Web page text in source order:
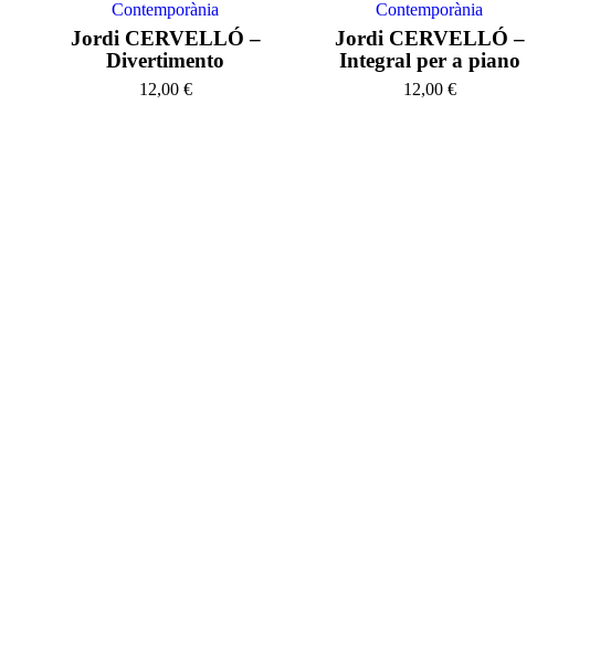
Contemporània
Jordi CERVELLÓ –
Divertimento
12,00 €
Contemporània
Jordi CERVELLÓ –
Integral per a piano
12,00 €